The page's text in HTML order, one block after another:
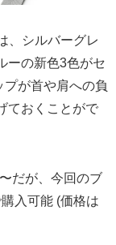
、シルバーグレ
ーの新色3色がセ
が首や肩への負
ておくことがで
だが、今回のブ
入可能 (価格は